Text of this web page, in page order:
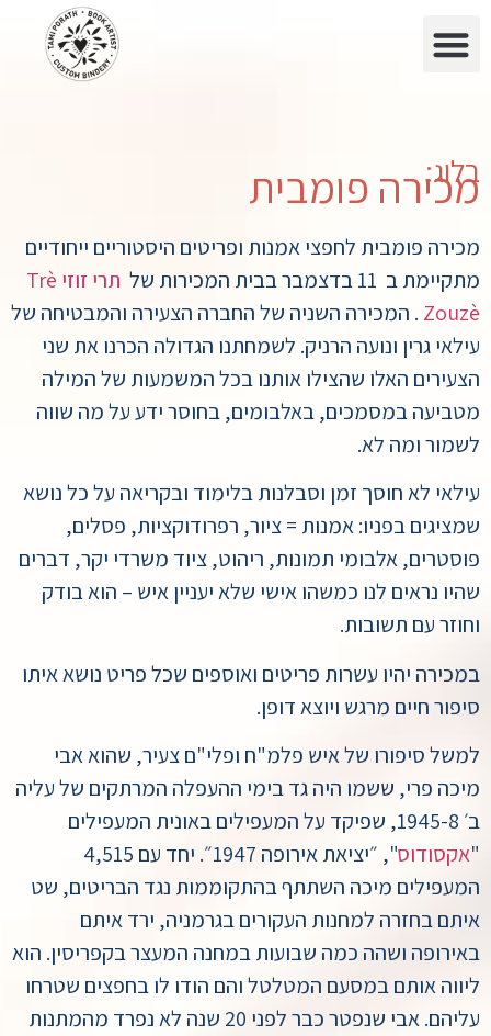
בלוג:
מכירה פומבית
מכירה פומבית לחפצי אמנות ופריטים היסטוריים ייחודיים
מתקיימת ב 11 בדצמבר בבית המכירות של
תרי זוזי Trè
Zouzè . המכירה השניה של החברה הצעירה והמבטיחה של
עילאי גרין ונועה הרניק. לשמחתנו הגדולה הכרנו את שני
הצעירים האלו שהצילו אותנו בכל המשמעות של המילה
מטביעה במסמכים, באלבומים, בחוסר ידע על מה שווה
לשמור ומה לא.
עילאי לא חוסך זמן וסבלנות בלימוד ובקריאה על כל נושא
שמציגים בפניו: אמנות = ציור, רפרודוקציות, פסלים,
פוסטרים, אלבומי תמונות, ריהוט, ציוד משרדי יקר, דברים
שהיו נראים לנו כמשהו אישי שלא יעניין איש – הוא בודק
וחוזר עם תשובות.
במכירה יהיו עשרות פריטים ואוספים שכל פריט נושא איתו
סיפור חיים מרגש ויוצא דופן.
למשל סיפורו של איש פלמ"ח ופלי"ם צעיר, שהוא אבי
מיכה פרי, ששמו היה גד בימי ההעפלה המרתקים של עליה
ב׳ 1945-8, שפיקד על המעפילים באונית המעפילים
"אקסודוס
", ״יציאת אירופה 1947״. יחד עם 4,515
המעפילים מיכה השתתף בהתקוממות נגד הבריטים, שט
איתם בחזרה למחנות העקורים בגרמניה, ירד איתם
באירופה ושהה כמה שבועות במחנה המעצר בקפריסין. הוא
ליווה אותם במסעם המטלטל והם הודו לו בחפצים שטרחו
עליהם. אבי שנפטר כבר לפני 20 שנה לא נפרד מהמתנות